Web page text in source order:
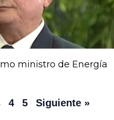
ministro de Energía
4 5 Siguiente »